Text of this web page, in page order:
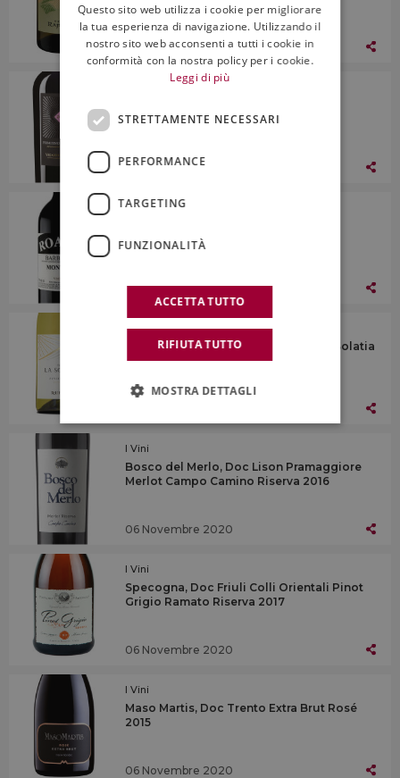
06 Novembre 2020
Manduria Zolla 2019
06 Novembre 2020
I Vini
Vecchie Viti 2007
06 Novembre 2020
I Vini
Ruffino, Toscana Igt Pinot Grigio La Solatia
2018
I Vini
Bosco del Merlo, Doc Lison Pramaggiore
Merlot Campo Camino Riserva 2016
06 Novembre 2020
I Vini
Specogna, Doc Friuli Colli Orientali Pinot
Grigio Ramato Riserva 2017
06 Novembre 2020
I Vini
Maso Martis, Doc Trento Extra Brut Rosé
2015
06 Novembre 2020
ENGLISH
Questo sito web utilizza i cookie per migliorare
la tua esperienza di navigazione. Utilizzando il
nostro sito web acconsenti a tutti i cookie in
conformità con la nostra policy per i cookie.
Leggi di più
STRETTAMENTE NECESSARI
PERFORMANCE
TARGETING
FUNZIONALITÀ
ACCETTA TUTTO
RIFIUTA TUTTO
MOSTRA DETTAGLI